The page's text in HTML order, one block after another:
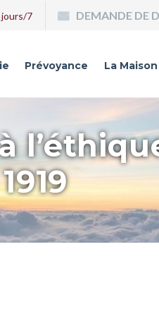
jours/7 DEMANDE DE
Prévoyance La